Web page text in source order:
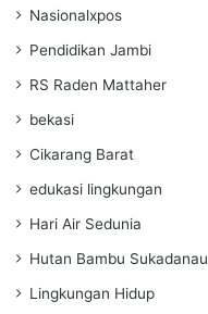
Nasionalxpos
Pendidikan Jambi
RS Raden Mattaher
bekasi
Cikarang Barat
edukasi lingkungan
Hari Air Sedunia
Hutan Bambu Sukadanau
Lingkungan Hidup